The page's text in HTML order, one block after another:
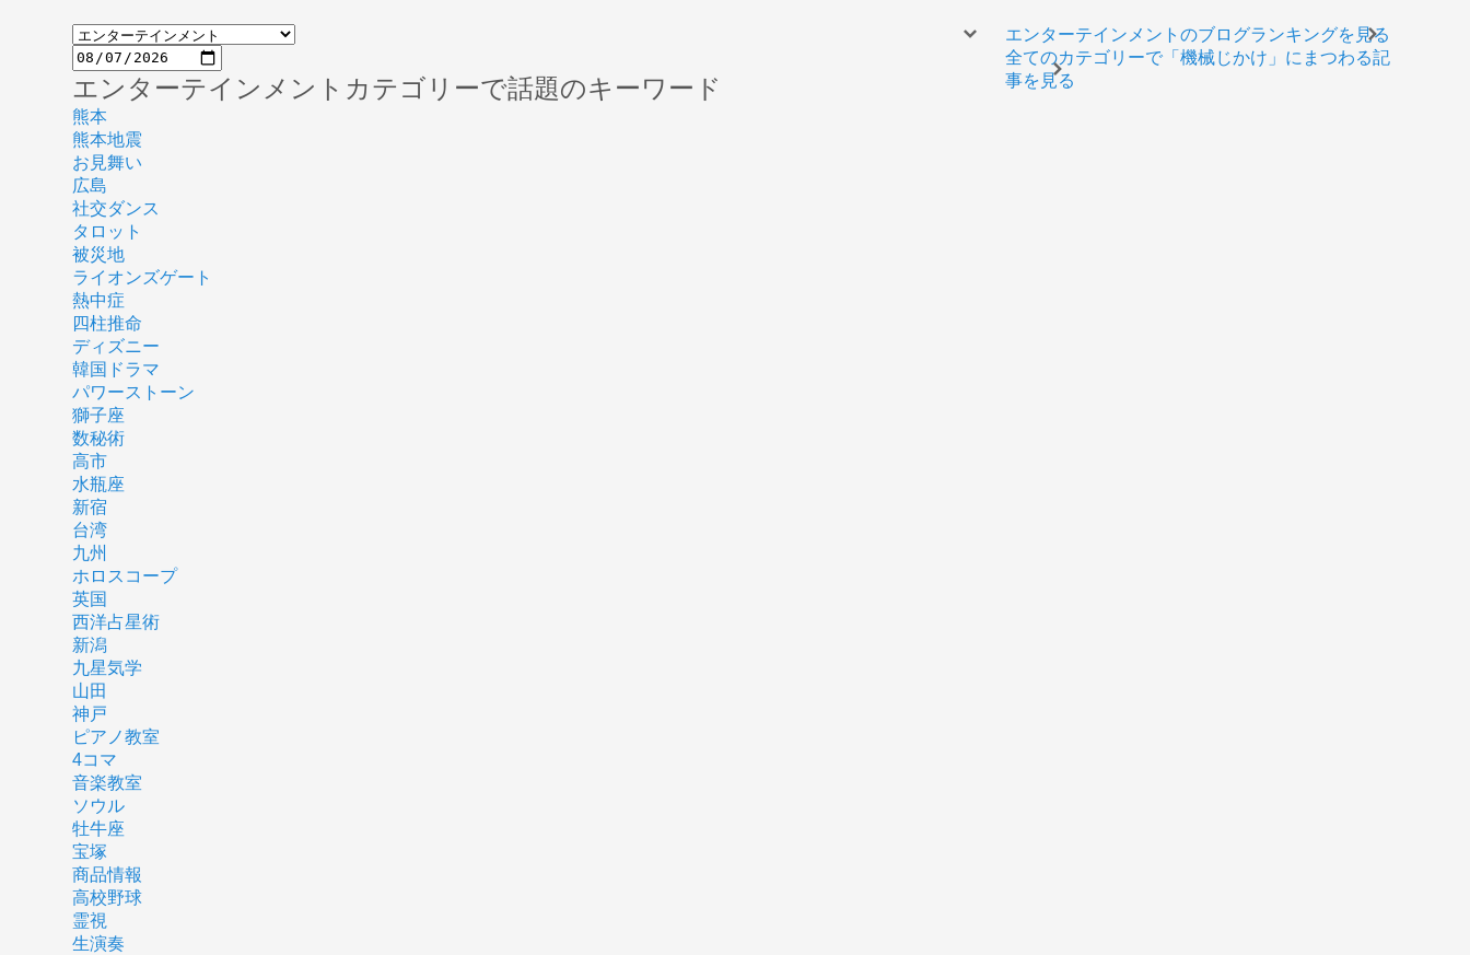
エンターテインメントカテゴリーで話題のキーワード
熊本
熊本地震
お見舞い
広島
社交ダンス
タロット
被災地
ライオンズゲート
熱中症
四柱推命
ディズニー
韓国ドラマ
パワーストーン
獅子座
数秘術
高市
水瓶座
新宿
台湾
九州
ホロスコープ
英国
西洋占星術
新潟
九星気学
山田
神戸
ピアノ教室
4コマ
音楽教室
ソウル
牡牛座
宝塚
商品情報
高校野球
霊視
生演奏
エンターテインメントのブログランキングを見る
全てのカテゴリーで「機械じかけ」にまつわる記
事を見る